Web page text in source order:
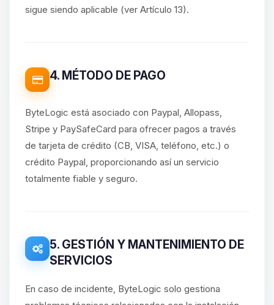
sigue siendo aplicable (ver Artículo 13).
4. MÉTODO DE PAGO
ByteLogic está asociado con Paypal, Allopass,
Stripe y PaySafeCard para ofrecer pagos a través
de tarjeta de crédito (CB, VISA, teléfono, etc.) o
crédito Paypal, proporcionando así un servicio
totalmente fiable y seguro.
5. GESTIÓN Y MANTENIMIENTO DE
SERVICIOS
En caso de incidente, ByteLogic solo gestiona